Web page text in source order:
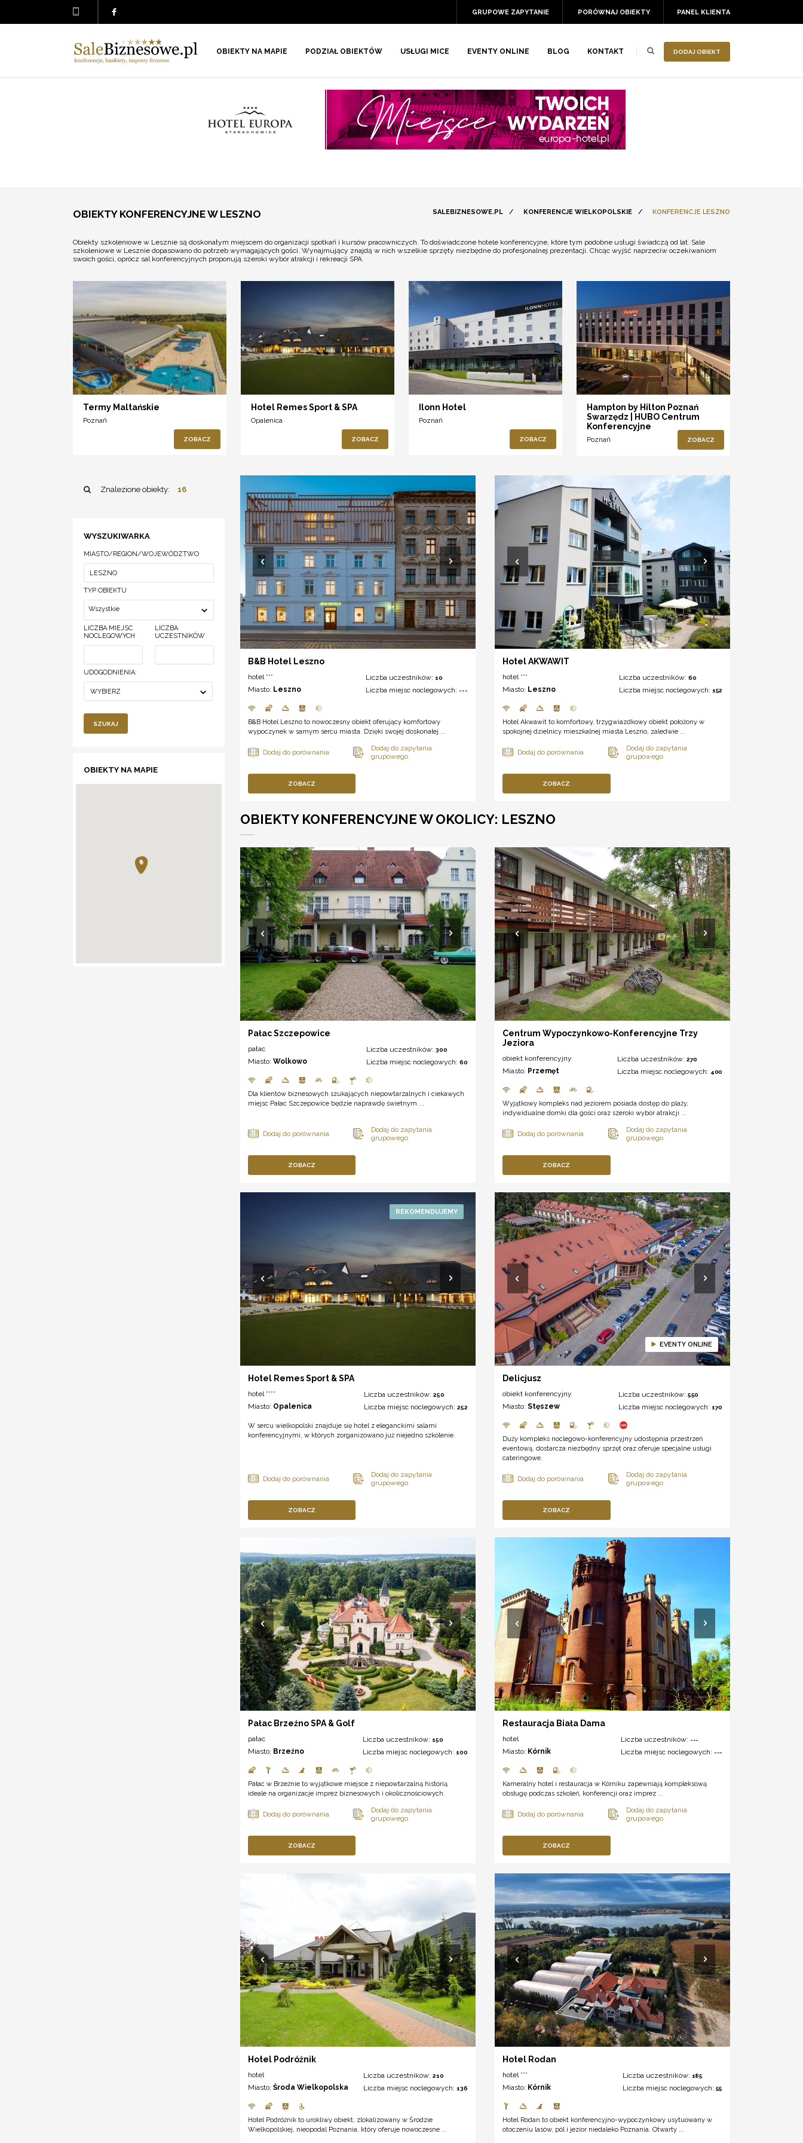
PANEL KLIENTA
PORÓWNAJ OBIEKTY
GRUPOWE ZAPYTANIE
DODAJ OBIEKT
OBIEKTY NA MAPIE PODZIAŁ OBIEKTÓW USŁUGI MICE EVENTY ONLINE BLOG KONTAKT
OBIEKTY KONFERENCYJNE W LESZNO SALEBIZNESOWE.PL / KONFERENCJE WIELKOPOLSKIE / KONFERENCJE LESZNO
Obiekty szkoleniowe w Lesznie są doskonałym miejscem do organizacji spotkań i kursów pracowniczych. To doświadczone hotele konferencyjne, które tym podobne usługi świadczą od lat. Sale
szkoleniowe w Lesznie dopasowano do potrzeb wymagających gości. Wynajmujący znajdą w nich wszelkie sprzęty niezbędne do profesjonalnej prezentacji. Chcąc wyjść naprzeciw oczekiwaniom
swoich gości, oprócz sal konferencyjnych proponują szeroki wybór atrakcji i rekreacji SPA.
Termy Maltańskie
Poznań
ZOBACZ
Hotel Remes Sport & SPA
Opalenica
ZOBACZ
Ilonn Hotel
Poznań
ZOBACZ
Hampton by Hilton Poznań
Swarzędz | HUBO Centrum
Konferencyjne
Poznań ZOBACZ
Znalezione obiekty: 16
WYSZUKIWARKA
MIASTO/REGION/WOJEWÓDZTWO
TYP OBIEKTU
Wszystkie
LICZBA MIEJSC
NOCLEGOWYCH
LICZBA
UCZESTNIKÓW
UDOGODNIENIA:
WYBIERZ
SZUKAJ
OBIEKTY NA MAPIE
B&B Hotel Leszno
hotel ***
Miasto: Leszno
Liczba uczestników:10
Liczba miejsc noclegowych: ---
B&B Hotel Leszno to nowoczesny obiekt oferujący komfortowy
wypoczynek w samym sercu miasta. Dzięki swojej doskonałej ...
ZOBACZ
Hotel AKWAWIT
hotel ***
Miasto: Leszno
Liczba uczestników: 60
Liczba miejsc noclegowych: 152
Hotel Akwawit to komfortowy, trzygwiazdkowy obiekt położony w
spokojnej dzielnicy mieszkalnej miasta Leszno, zaledwie ...
ZOBACZ
OBIEKTY KONFERENCYJNE W OKOLICY: LESZNO
Centrum Wypoczynkowo-Konferencyjne Trzy
Jeziora
obiekt konferencyjny
Miasto: Przemęt
Liczba uczestników: 270
Liczba miejsc noclegowych: 400
Wyjątkowy kompleks nad jeziorem posiada dostęp do plaży,
indywidualne domki dla gości oraz szeroki wybór atrakcji ...
ZOBACZ
Pałac Szczepowice
pałac
Miasto: Wolkowo
Liczba uczestników:300
Liczba miejsc noclegowych:60
Dla klientów biznesowych szukających niepowtarzalnych i ciekawych
miejsc Pałac Szczepowice będzie naprawdę świetnym ...
ZOBACZ
EVENTY ONLINE
Delicjusz
obiekt konferencyjny
Miasto:Stęszew
Liczba uczestników: 550
Liczba miejsc noclegowych: 170
Duży kompleks noclegowo-konferencyjny udostępnia przestrzeń
eventową, dostarcza niezbędny sprzęt oraz oferuje specjalne usługi
cateringowe.
ZOBACZ
Hotel Remes Sport & SPA
hotel ****
Miasto: Opalenica
Liczba uczestników:250
Liczba miejsc noclegowych:252
W sercu wielkopolski znajduje się hotel z eleganckimi salami
konferencyjnymi, w których zorganizowano już niejedno szkolenie.
ZOBACZ
Restauracja Biała Dama
hotel
Miasto: Kórnik
Liczba uczestników: ---
Liczba miejsc noclegowych: ---
Kameralny hotel i restauracja w Kórniku zapewniają kompleksową
obsługę podczas szkoleń, konferencji oraz imprez ...
ZOBACZ
Pałac Brzeźno SPA & Golf
pałac
Miasto: Brzeźno
Liczba uczestników:150
Liczba miejsc noclegowych:100
Pałac w Brzeźnie to wyjątkowe miejsce z niepowtarzalną historią
ideale na organizacje imprez biznesowych i okolicznościowych.
ZOBACZ
Hotel Rodan
hotel ***
Miasto: Kórnik
Liczba uczestników: 185
Liczba miejsc noclegowych: 55
Hotel Rodan to obiekt konferencyjno-wypoczynkowy usytuowany w
otoczeniu lasów, pól i jezior niedaleko Poznania. Otwarty ...
Hotel Podróżnik
hotel
Miasto: Środa Wielkopolska
Liczba uczestników:210
Liczba miejsc noclegowych:136
Hotel Podróżnik to urokliwy obiekt, zlokalizowany w Środzie
Wielkopolskiej, nieopodal Poznania, który oferuje nowoczesne ...